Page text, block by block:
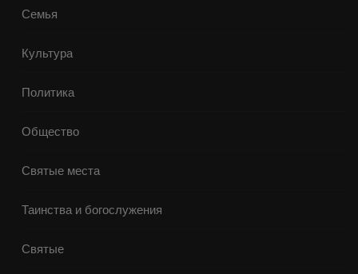
Семья
Культура
Политика
Общество
Святые места
Таинства и богослужения
Святые